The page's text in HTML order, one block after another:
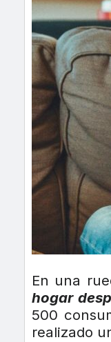
En una
hogar
500
realizado